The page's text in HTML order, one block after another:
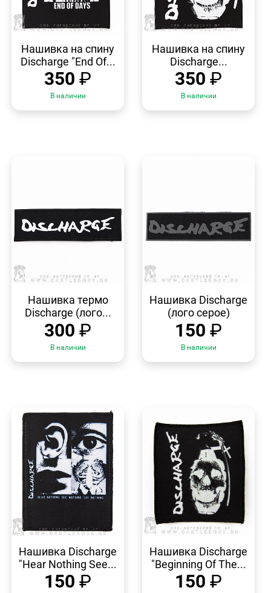
Нашивка на спину
Discharge "End Of...
350 ₽
В наличии
Нашивка на спину
Discharge...
350 ₽
В наличии
ПРОСМОТР
Нашивка термо
Discharge (лого...
300 ₽
В наличии
ПРОСМОТР
Нашивка Discharge
(лого серое)
150 ₽
В наличии
ПРОСМОТР
Нашивка Discharge
"Hear Nothing See...
150 ₽
ПРОСМОТР
Нашивка Discharge
"Beginning Of The...
150 ₽